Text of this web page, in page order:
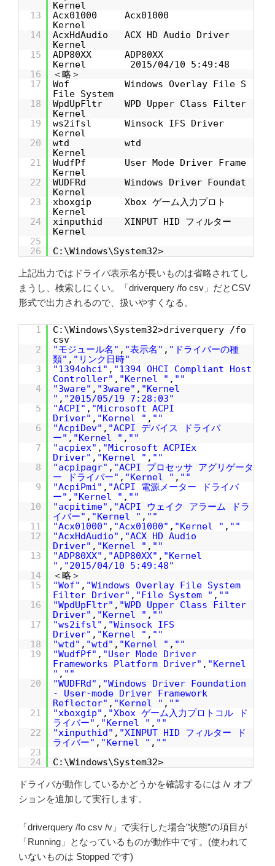
Kernel
13
Acx01000 Acx01000
Kernel
14
AcxHdAudio ACX HD Audio Driver
Kernel
15
ADP80XX ADP80XX
Kernel 2015/04/10 5:49:48
16
＜略＞
17
Wof Windows Overlay File S
File System
18
WpdUpFltr WPD Upper Class Filter
Kernel
19
ws2ifsl Winsock IFS Driver
Kernel
20
wtd wtd
Kernel
21
WudfPf User Mode Driver Frame
Kernel
22
WUDFRd Windows Driver Foundat
Kernel
23
xboxgip Xbox ゲーム入力プロト
Kernel
24
xinputhid XINPUT HID フィルター
Kernel
25
26
C:\Windows\System32>
上記出力ではドライバ表示名が長いものは省略されてし
まうし、検索しにくい。「driverquery /fo csv」だとCSV
形式で出力されるので、扱いやすくなる。
1
C:\Windows\System32>driverquery /fo
csv
2
"モジュール名" , "表示名" , "ドライバーの種
類" , "リンク日時"
3
"1394ohci" , "1394 OHCI Compliant Host
Controller" , "Kernel " , ""
4
"3ware" , "3ware" , "Kernel
" , "2015/05/19 7:28:03"
5
"ACPI" , "Microsoft ACPI
Driver" , "Kernel " , ""
6
"AcpiDev" , "ACPI デバイス ドライバ
ー" , "Kernel " , ""
7
"acpiex" , "Microsoft ACPIEx
Driver" , "Kernel " , ""
8
"acpipagr" , "ACPI プロセッサ アグリゲータ
ー ドライバー" , "Kernel " , ""
9
"AcpiPmi" , "ACPI 電源メーター ドライバ
ー" , "Kernel " , ""
10
"acpitime" , "ACPI ウェイク アラーム ドラ
イバー" , "Kernel " , ""
11
"Acx01000" , "Acx01000" , "Kernel " , ""
12
"AcxHdAudio" , "ACX HD Audio
Driver" , "Kernel " , ""
13
"ADP80XX" , "ADP80XX" , "Kernel
" , "2015/04/10 5:49:48"
14
＜略＞
15
"Wof" , "Windows Overlay File System
Filter Driver" , "File System " , ""
16
"WpdUpFltr" , "WPD Upper Class Filter
Driver" , "Kernel " , ""
17
"ws2ifsl" , "Winsock IFS
Driver" , "Kernel " , ""
18
"wtd" , "wtd" , "Kernel " , ""
19
"WudfPf" , "User Mode Driver
Frameworks Platform Driver" , "Kernel
" , ""
20
"WUDFRd" , "Windows Driver Foundation
- User-mode Driver Framework
Reflector" , "Kernel " , ""
21
"xboxgip" , "Xbox ゲーム入力プロトコル ド
ライバー" , "Kernel " , ""
22
"xinputhid" , "XINPUT HID フィルター ド
ライバー" , "Kernel " , ""
23
24
C:\Windows\System32>
ドライバが動作しているかどうかを確認するには /v オプ
ションを追加して実行します。
「driverquery /fo csv /v」で実行した場合”状態”の項目が
「Running」となっているものが動作中です。(使われて
いないものは Stopped です)